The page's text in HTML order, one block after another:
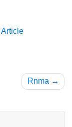
Article
Rnma